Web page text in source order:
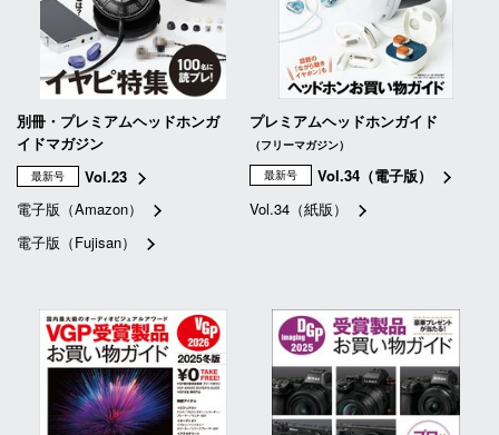
別冊・プレミアムヘッドホンガ
イドマガジン
最新号
Vol.23
電子版（Amazon）
電子版（Fujisan）
プレミアムヘッドホンガイド
（フリーマガジン）
最新号
Vol.34（電子版）
Vol.34（紙版）